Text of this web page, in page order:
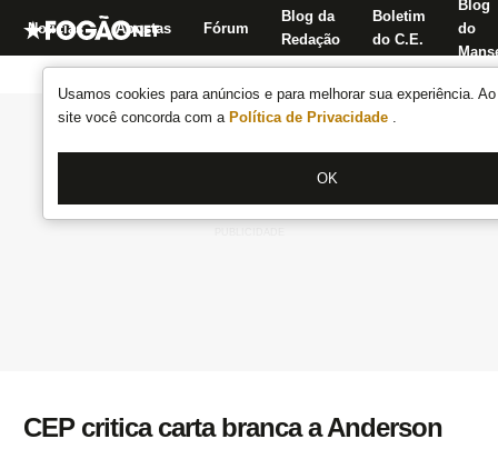
Usamos cookies para anúncios e para melhorar sua experiência.
site você concorda com a Política de Privacidade .
OK
Notícias Apostas Fórum
Blog da
Redação
Boletim
do C.E.
Blog
do
CEP critica carta branca a Anderson